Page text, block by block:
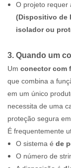
O projeto requer
(Dispositivo de
isolador ou
3. Quando um
Um conector com
que combina a
em um único
necessita de uma
proteção segura
É frequentemente
O sistema é de
O número de